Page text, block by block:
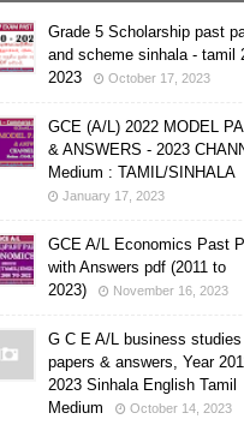
Grade 5 Scholarship past
and scheme sinhala - tamil
2023
October 17, 2023
GCE (A/L) 2022 MODEL
& ANSWERS - 2023
Medium : TAMIL/SINHALA
January 17, 2023
GCE A/L Economics Past
with Answers pdf (2011 to
2023)
November 16, 2023
G C E A/L business
papers & answers, Year
2023 Sinhala English Tamil
Medium
October 14, 2023